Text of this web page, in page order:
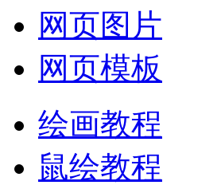
网页图片
网页模板
绘画教程
鼠绘教程